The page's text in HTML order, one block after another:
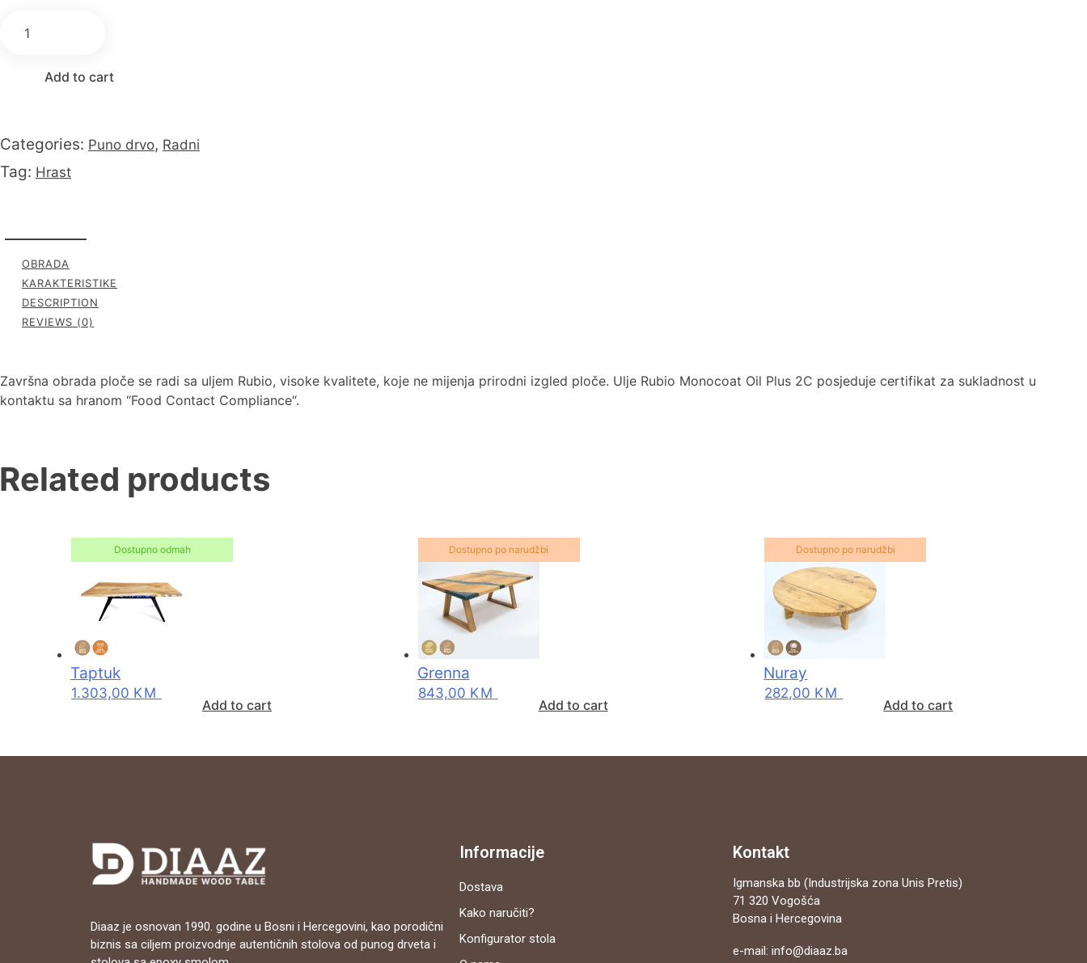
Add to cart
Categories: Puno drvo, Radni
Tag: Hrast
OBRADA
KARAKTERISTIKE
DESCRIPTION
REVIEWS (0)
Završna obrada ploče se radi sa uljem Rubio, visoke kvalitete, koje ne mijenja prirodni izgled ploče. Ulje Rubio Monocoat Oil Plus 2C posjeduje certifikat za sukladnost u
kontaktu sa hranom “Food Contact Compliance“.
Related products
Dostupno odmah
Taptuk
1.303,00 KM
Add to cart
Dostupno po narudžbi
Grenna
843,00 KM
Add to cart
Dostupno po narudžbi
Nuray
282,00 KM
Add to cart
Diaaz je osnovan 1990. godine u Bosni i Hercegovini, kao porodični
biznis sa ciljem proizvodnje autentičnih stolova od punog drveta i
Informacije
Dostava
Kako naručiti?
Konfigurator stola
Kontakt
Igmanska bb (Industrijska zona Unis Pretis)
71 320 Vogošća
Bosna i Hercegovina
e-mail: info@diaaz.ba